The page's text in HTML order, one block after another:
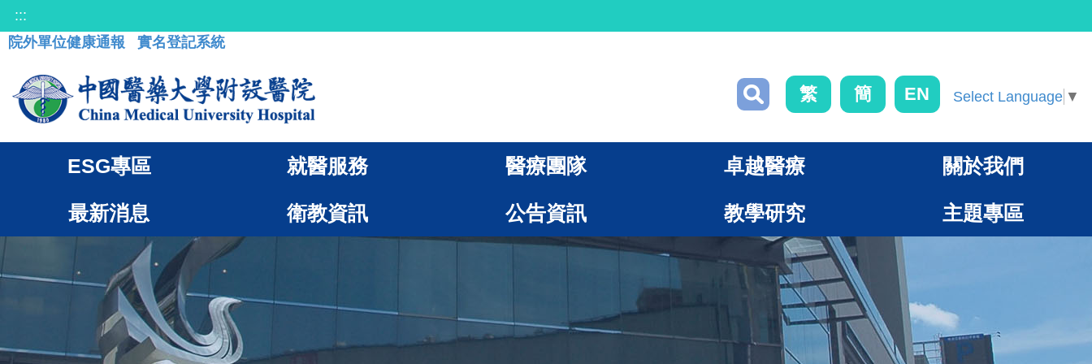
:::
院外單位健康通報
實名登記系統
繁 簡 EN Select Language ▼
ESG專區 就醫服務 醫療團隊 卓越醫療 關於我們
最新消息 衛教資訊 公告資訊 教學研究 主題專區